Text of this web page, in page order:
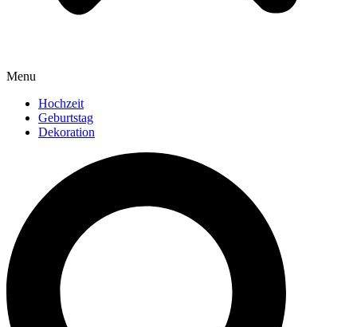
Menu
Hochzeit
Geburtstag
Dekoration